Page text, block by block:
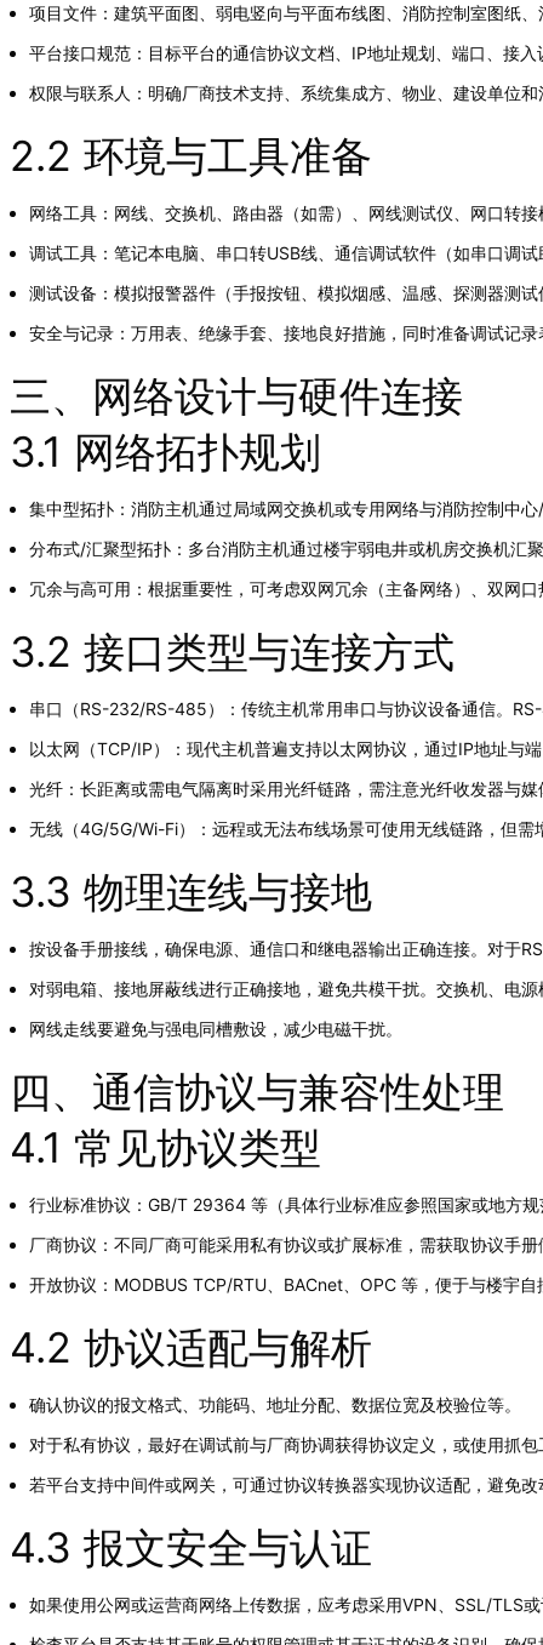
项目文件：建筑平面图、弱电竖向与平面布线图、消防控制室图纸
平台接口规范：目标平台的通信协议文档、IP地址规划、端口、接
权限与联系人：明确厂商技术支持、系统集成方、物业、建设单位
2.2 环境与工具准备
网络工具：网线、交换机、路由器（如需）、网线测试仪、网口转
调试工具：笔记本电脑、串口转USB线、通信调试软件（如串口调
测试设备：模拟报警器件（手报按钮、模拟烟感、温感、探测器测
安全与记录：万用表、绝缘手套、接地良好措施，同时准备调试记
三、网络设计与硬件连接
3.1 网络拓扑规划
集中型拓扑：消防主机通过局域网交换机或专用网络与消防控制中
分布式/汇聚型拓扑：多台消防主机通过楼宇弱电井或机房交换机汇
冗余与高可用：根据重要性，可考虑双网冗余（主备网络）、双网
3.2 接口类型与连接方式
串口（RS-232/RS-485）：传统主机常用串口与协议设备通信。
以太网（TCP/IP）：现代主机普遍支持以太网协议，通过IP地址与
光纤：长距离或需电气隔离时采用光纤链路，需注意光纤收发器与
无线（4G/5G/Wi-Fi）：远程或无法布线场景可使用无线链路，但
3.3 物理连线与接地
按设备手册接线，确保电源、通信口和继电器输出正确连接。对于
对弱电箱、接地屏蔽线进行正确接地，避免共模干扰。交换机、电
网线走线要避免与强电同槽敷设，减少电磁干扰。
四、通信协议与兼容性处理
4.1 常见协议类型
行业标准协议：GB/T 29364 等（具体行业标准应参照国家或地方
厂商协议：不同厂商可能采用私有协议或扩展标准，需获取协议手册
开放协议：MODBUS TCP/RTU、BACnet、OPC 等，便于与楼宇
4.2 协议适配与解析
确认协议的报文格式、功能码、地址分配、数据位宽及校验位等。
对于私有协议，最好在调试前与厂商协调获得协议定义，或使用抓
若平台支持中间件或网关，可通过协议转换器实现协议适配，避免
4.3 报文安全与认证
如果使用公网或运营商网络上传数据，应考虑采用VPN、SSL/TLS